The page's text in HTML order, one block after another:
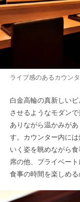
ライブ感のあるカウン
白金高輪の真新しい
させるようなモダン
ありながら温かみが
す。カウンター内に
いく姿を眺めながら
席の他、プライベー
食事の時間を楽しめる